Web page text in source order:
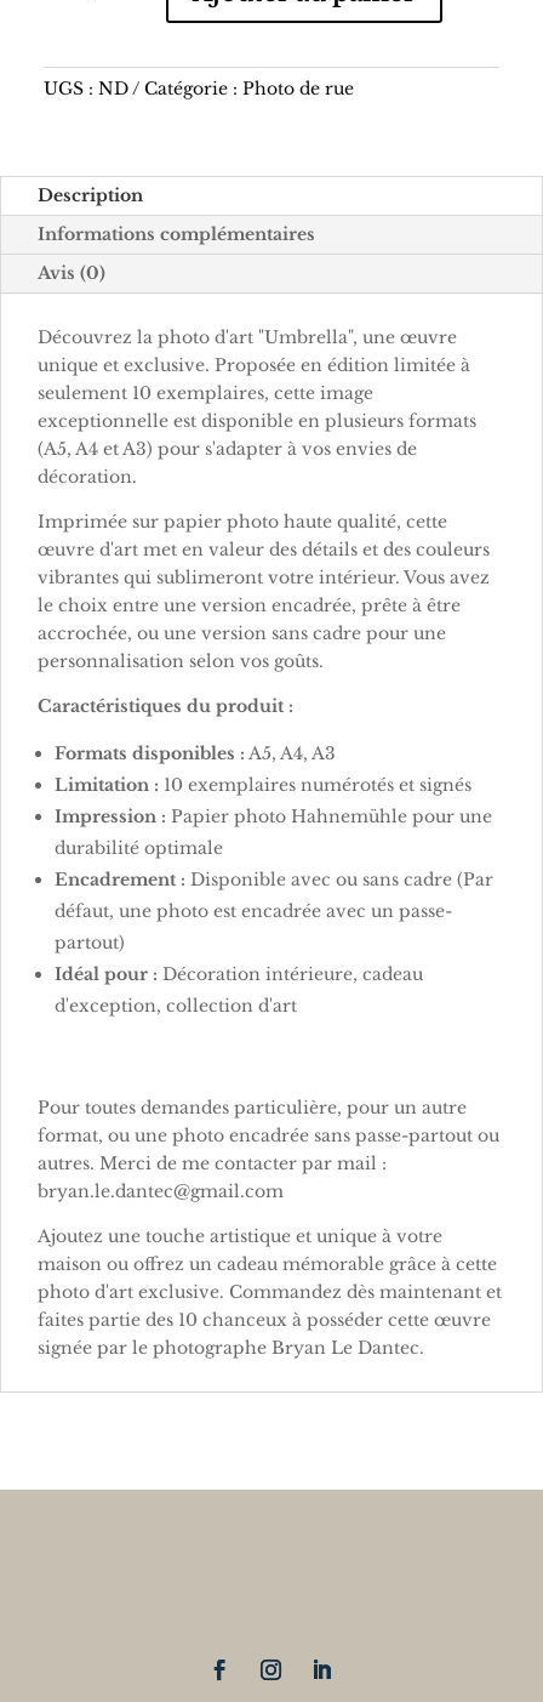
UGS : ND Catégorie : Photo de rue
Description
Informations complémentaires
Avis (0)
Découvrez la photo d'art "Umbrella", une œuvre
unique et exclusive. Proposée en édition limitée à
seulement 10 exemplaires, cette image
exceptionnelle est disponible en plusieurs formats
(A5, A4 et A3) pour s'adapter à vos envies de
décoration.
Imprimée sur papier photo haute qualité, cette
œuvre d'art met en valeur des détails et des couleurs
vibrantes qui sublimeront votre intérieur. Vous avez
le choix entre une version encadrée, prête à être
accrochée, ou une version sans cadre pour une
personnalisation selon vos goûts.
Caractéristiques du produit :
Formats disponibles : A5, A4, A3
Limitation : 10 exemplaires numérotés et signés
Impression : Papier photo Hahnemühle pour une
durabilité optimale
Encadrement : Disponible avec ou sans cadre (Par
défaut, une photo est encadrée avec un passe-
partout)
Idéal pour : Décoration intérieure, cadeau
d'exception, collection d'art
Pour toutes demandes particulière, pour un autre
format, ou une photo encadrée sans passe-partout ou
autres. Merci de me contacter par mail :
bryan.le.dantec@gmail.com
Ajoutez une touche artistique et unique à votre
maison ou offrez un cadeau mémorable grâce à cette
photo d'art exclusive. Commandez dès maintenant et
faites partie des 10 chanceux à posséder cette œuvre
signée par le photographe Bryan Le Dantec.